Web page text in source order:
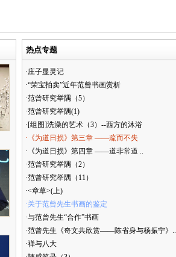
热点专题
·庄子显灵记
·“荣宝拍卖”近年范曾书画赏析
·范曾研究举隅（5）
·范曾研究举隅(1)
·[组图]洗澡的艺术（3）--西方的沐浴
·《为道日损》第三章 ——疏而不失
·《为道日损》第四章 ——道非常道 ..
·范曾研究举隅（2）
·范曾研究举隅（11）
·<章草>(上)
·关于范曾先生书画的鉴定
·与范曾先生“合作”书画
·范曾先生《奇文共欣赏——陈省身与杨振宁》..
·禅与八大